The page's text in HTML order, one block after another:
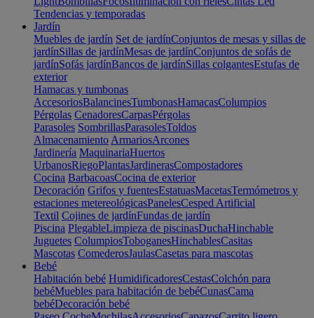
Tendencias y temporadas
Jardín
Muebles de jardín Set de jardínConjuntos de mesas y sillas de
jardínSillas de jardínMesas de jardínConjuntos de sofás de
jardínSofás jardínBancos de jardínSillas colgantesEstufas de
exterior
Hamacas y tumbonas
AccesoriosBalancinesTumbonasHamacasColumpios
Pérgolas CenadoresCarpasPérgolas
Parasoles SombrillasParasolesToldos
Almacenamiento ArmariosArcones
Jardinería MaquinariaHuertos
UrbanosRiegoPlantasJardinerasCompostadores
Cocina BarbacoasCocina de exterior
Decoración Grifos y fuentesEstatuasMacetasTermómetros y
estaciones metereológicasPanelesCesped Artificial
Textil Cojines de jardínFundas de jardín
Piscina PlegableLimpieza de piscinasDuchaHinchable
Juguetes ColumpiosToboganesHinchablesCasitas
Mascotas ComederosJaulasCasetas para mascotas
Bebé
Habitación bebé HumidificadoresCestasColchón para
bebéMuebles para habitación de bebéCunasCama
bebéDecoración bebé